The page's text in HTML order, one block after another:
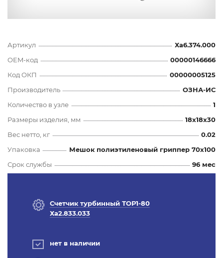
Артикул
Ха6.374.000
OEM-код
00000146666
Код ОКП
00000005125
Производитель
ОЗНА-ИС
Количество в узле
1
Размеры изделия, мм
18x18x30
Вес нетто, кг
0.02
Упаковка
Мешок полиэтиленовый гриппер 70х100
Срок службы
96 мес
Счетчик турбинный ТОР1-80
Ха2.833.033
нет в наличии